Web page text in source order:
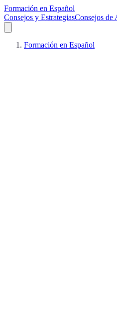
Formación en Español
Consejos y EstrategiasConsejos de
Formación en Español